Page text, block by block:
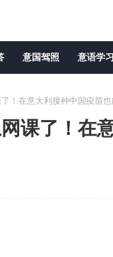
意国驾照 意语学习
！在意大利接种中国疫苗也
课了！在